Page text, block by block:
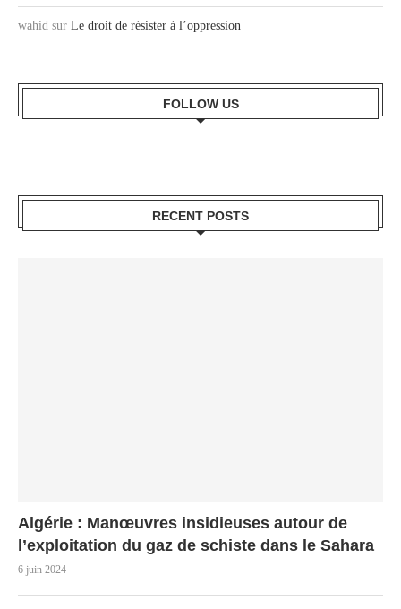
wahid sur Le droit de résister à l’oppression
FOLLOW US
RECENT POSTS
Algérie : Manœuvres insidieuses autour de
l’exploitation du gaz de schiste dans le Sahara
6 juin 2024